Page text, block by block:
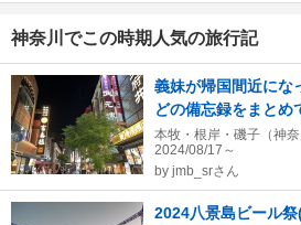
神奈川でこの時期人気の旅行記
義妹が帰国間近にな
どの備忘録をまとめ
本牧・根岸・磯子（神奈
2024/08/17～
by jmb_srさん
2024八景島ビール